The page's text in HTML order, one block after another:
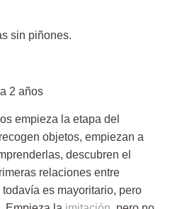
sin piñones.
2 años
empieza la etapa del
objetos, empiezan a
descubren el
relaciones entre
es mayoritario, pero